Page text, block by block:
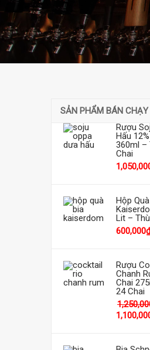
SẢN PHẨM BÁN CHẠY
Rượu
Hấu
360ml –
Chai
Hộp
Lit –
600,000
Rượu
Chanh
Chai
24 Chai